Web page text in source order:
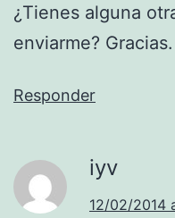
¿Tienes alguna
enviarme? Gracias.
Responder
iyv
12/02/2014